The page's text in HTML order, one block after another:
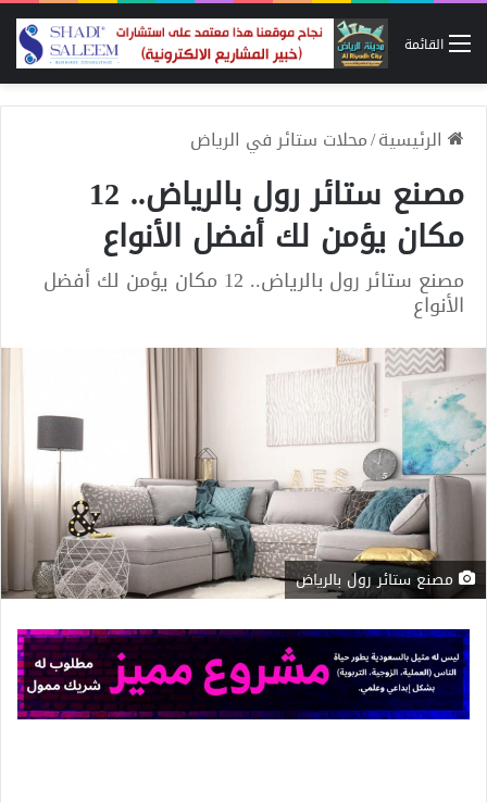
القائمة
الرئيسية/محلات ستائر في الرياض
مصنع ستائر رول بالرياض.. 12
مكان يؤمن لك أفضل الأنواع
مصنع ستائر رول بالرياض.. 12 مكان يؤمن لك أفضل
الأنواع
مصنع ستائر رول بالرياض